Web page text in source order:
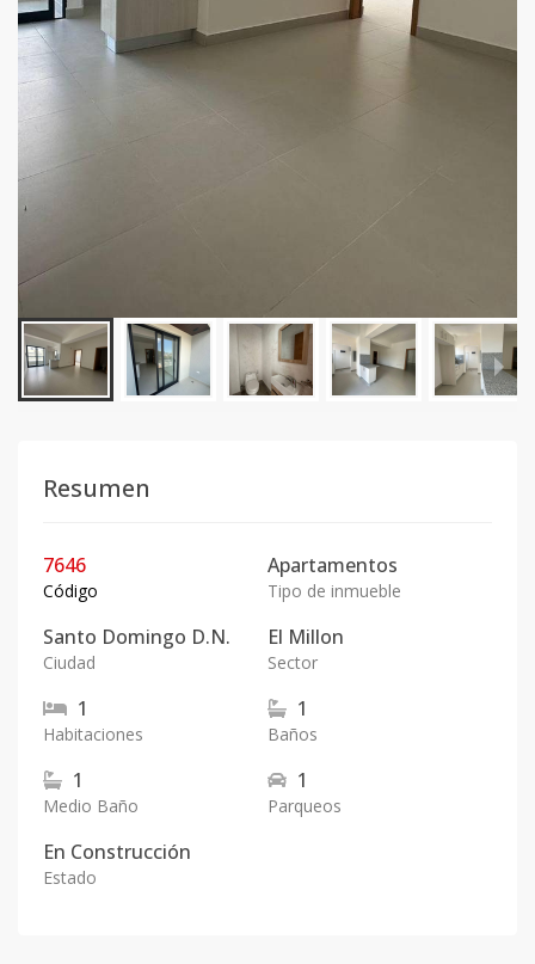
Resumen
7646
Código
Apartamentos
Tipo de inmueble
Santo Domingo D.N.
Ciudad
El Millon
Sector
1
Habitaciones
1
Baños
1
Medio Baño
1
Parqueos
En Construcción
Estado